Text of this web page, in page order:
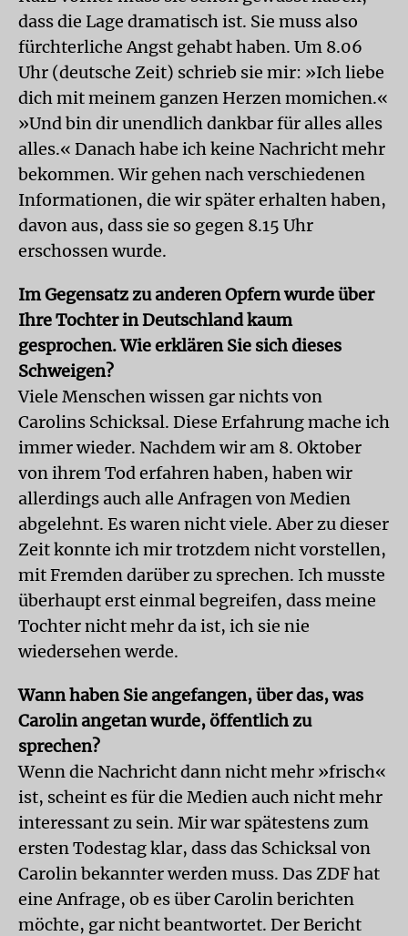
dass die Lage dramatisch ist. Sie muss also
fürchterliche Angst gehabt haben. Um 8.06
Uhr (deutsche Zeit) schrieb sie mir: »Ich liebe
dich mit meinem ganzen Herzen momichen.«
»Und bin dir unendlich dankbar für alles alles
alles.« Danach habe ich keine Nachricht mehr
bekommen. Wir gehen nach verschiedenen
Informationen, die wir später erhalten haben,
davon aus, dass sie so gegen 8.15 Uhr
erschossen wurde.
Im Gegensatz zu anderen Opfern wurde über
Ihre Tochter in Deutschland kaum
gesprochen. Wie erklären Sie sich dieses
Schweigen?
Viele Menschen wissen gar nichts von
Carolins Schicksal. Diese Erfahrung mache ich
immer wieder. Nachdem wir am 8. Oktober
von ihrem Tod erfahren haben, haben wir
allerdings auch alle Anfragen von Medien
abgelehnt. Es waren nicht viele. Aber zu dieser
Zeit konnte ich mir trotzdem nicht vorstellen,
mit Fremden darüber zu sprechen. Ich musste
überhaupt erst einmal begreifen, dass meine
Tochter nicht mehr da ist, ich sie nie
wiedersehen werde.
Wann haben Sie angefangen, über das, was
Carolin angetan wurde, öffentlich zu
sprechen?
Wenn die Nachricht dann nicht mehr »frisch«
ist, scheint es für die Medien auch nicht mehr
interessant zu sein. Mir war spätestens zum
ersten Todestag klar, dass das Schicksal von
Carolin bekannter werden muss. Das ZDF hat
eine Anfrage, ob es über Carolin berichten
möchte, gar nicht beantwortet. Der Bericht